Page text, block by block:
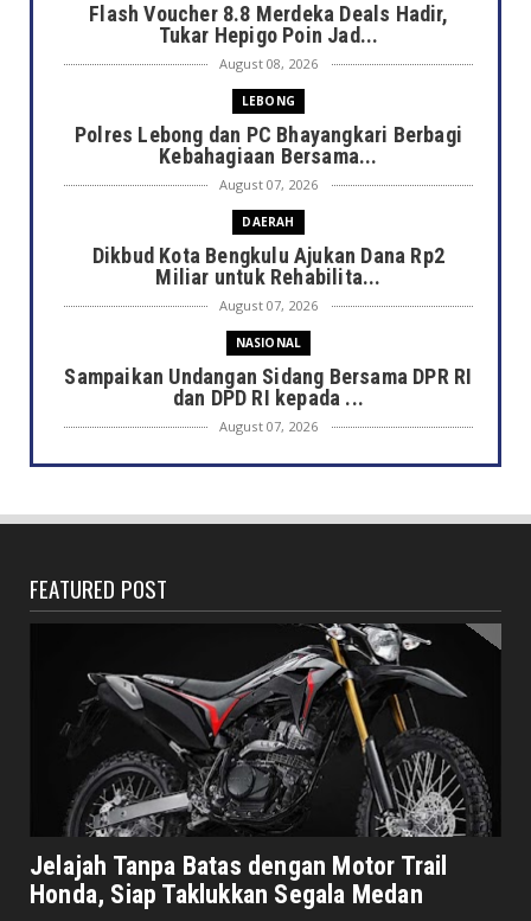
Flash Voucher 8.8 Merdeka Deals Hadir,
Tukar Hepigo Poin Jad...
August 08, 2026
LEBONG
Polres Lebong dan PC Bhayangkari Berbagi
Kebahagiaan Bersama...
August 07, 2026
DAERAH
Dikbud Kota Bengkulu Ajukan Dana Rp2
Miliar untuk Rehabilita...
August 07, 2026
NASIONAL
Sampaikan Undangan Sidang Bersama DPR RI
dan DPD RI kepada ...
August 07, 2026
DAERAH
Gelar Lomba Kebersihan...
Jaga Kehormatan Simbol Negara, Walikota:
Jangan Pasang Bende...
August 07, 2026
DAERAH
Bersama Forkopimda, Walikota – Wawali
Bagikan 5.000 Bendera ...
August 07, 2026
JELAJAH
Saat Amal Masjid Keliru, Nasib Negeri
Mengharu-biru
August 07, 2026
FEATURED POST
Jelajah Tanpa Batas dengan Motor Trail
Honda, Siap Taklukkan Segala Medan